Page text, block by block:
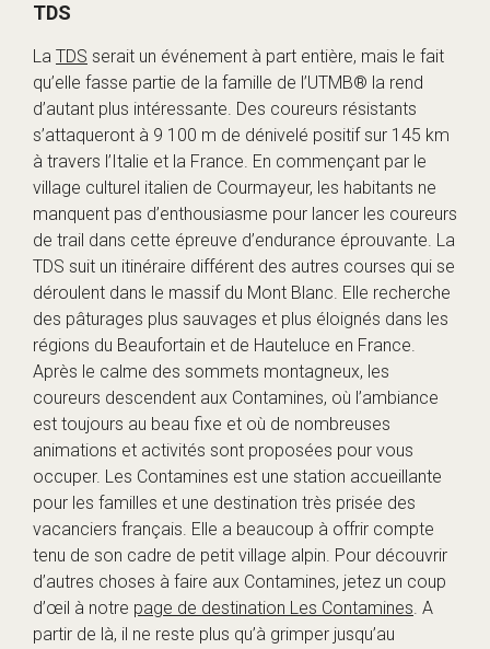
TDS
La TDS serait un événement à part entière, mais le fait
qu’elle fasse partie de la famille de l’UTMB® la rend
d’autant plus intéressante. Des coureurs résistants
s’attaqueront à 9 100 m de dénivelé positif sur 145 km
à travers l’Italie et la France. En commençant par le
village culturel italien de Courmayeur, les habitants ne
manquent pas d’enthousiasme pour lancer les coureurs
de trail dans cette épreuve d’endurance éprouvante. La
TDS suit un itinéraire différent des autres courses qui se
déroulent dans le massif du Mont Blanc. Elle recherche
des pâturages plus sauvages et plus éloignés dans les
régions du Beaufortain et de Hauteluce en France.
Après le calme des sommets montagneux, les
coureurs descendent aux Contamines, où l’ambiance
est toujours au beau fixe et où de nombreuses
animations et activités sont proposées pour vous
occuper. Les Contamines est une station accueillante
pour les familles et une destination très prisée des
vacanciers français. Elle a beaucoup à offrir compte
tenu de son cadre de petit village alpin. Pour découvrir
d’autres choses à faire aux Contamines, jetez un coup
d’œil à notre page de destination Les Contamines. A
partir de là, il ne reste plus qu’à grimper jusqu’au